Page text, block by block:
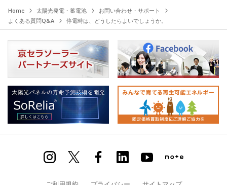
Home 太陽光発電・蓄電池
お問い合わせ・サポート
よくある質問Q&A
停電時は、どうしたらよいでしょうか。